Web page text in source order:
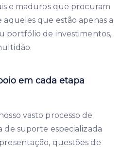
e maduros que procuram
que estão apenas a
portfólio de investimentos,
em cada etapa
vasto processo de
de suporte especializada
questões de